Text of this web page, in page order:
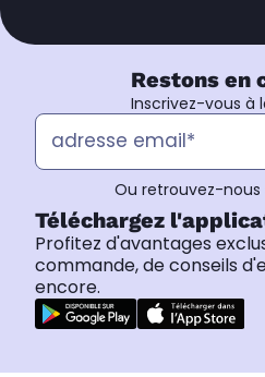
Restons en
Inscrivez-vous à
Ou retrouvez-nous
Téléchargez
Profitez d'avantages
commande, de conseils
encore.